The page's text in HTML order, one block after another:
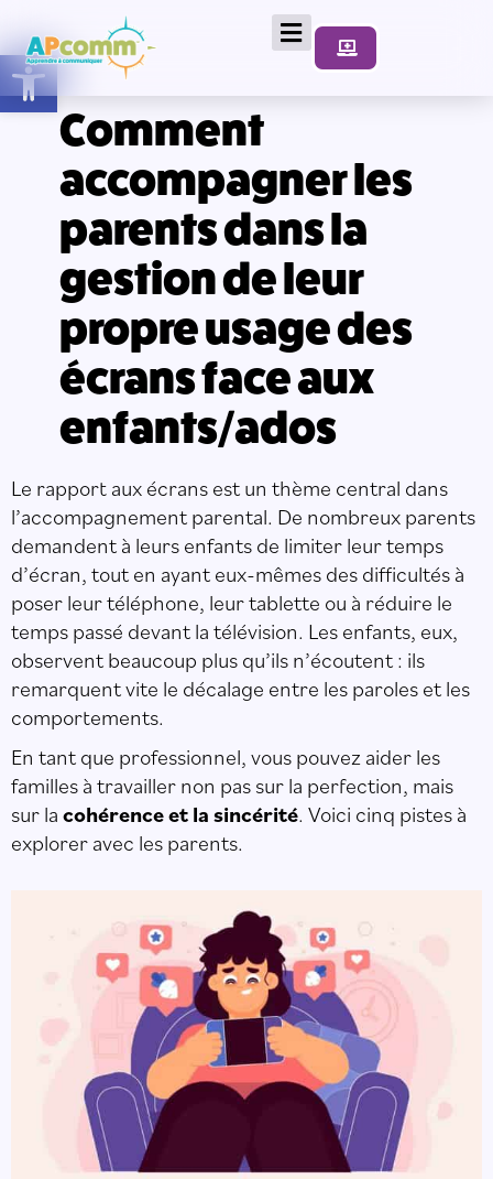
Ouvrir la barre d’outils
Comment
accompagner les
parents dans la
gestion de leur
propre usage des
écrans face aux
enfants/ados
Le rapport aux écrans est un thème central dans
l’accompagnement parental. De nombreux parents
demandent à leurs enfants de limiter leur temps
d’écran, tout en ayant eux-mêmes des difficultés à
poser leur téléphone, leur tablette ou à réduire le
temps passé devant la télévision. Les enfants, eux,
observent beaucoup plus qu’ils n’écoutent : ils
remarquent vite le décalage entre les paroles et les
comportements.
En tant que professionnel, vous pouvez aider les
familles à travailler non pas sur la perfection, mais
sur lacohérence et la sincérité. Voici cinq pistes à
explorer avec les parents.